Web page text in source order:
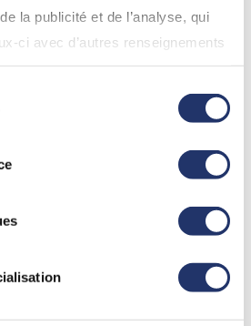
la publicité et de l’analyse, qui
ci avec d’autres renseignements
ou qu’ils ont collectés lors de
services. En continuant d’utiliser
à l’utilisation de nos
de tous les sites Web
climatique –
les investisseurs peuvent-ils
croissance des sociétés qui